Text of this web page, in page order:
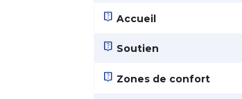
live_help Accueil
live_help Soutien
live_help Zones de confort